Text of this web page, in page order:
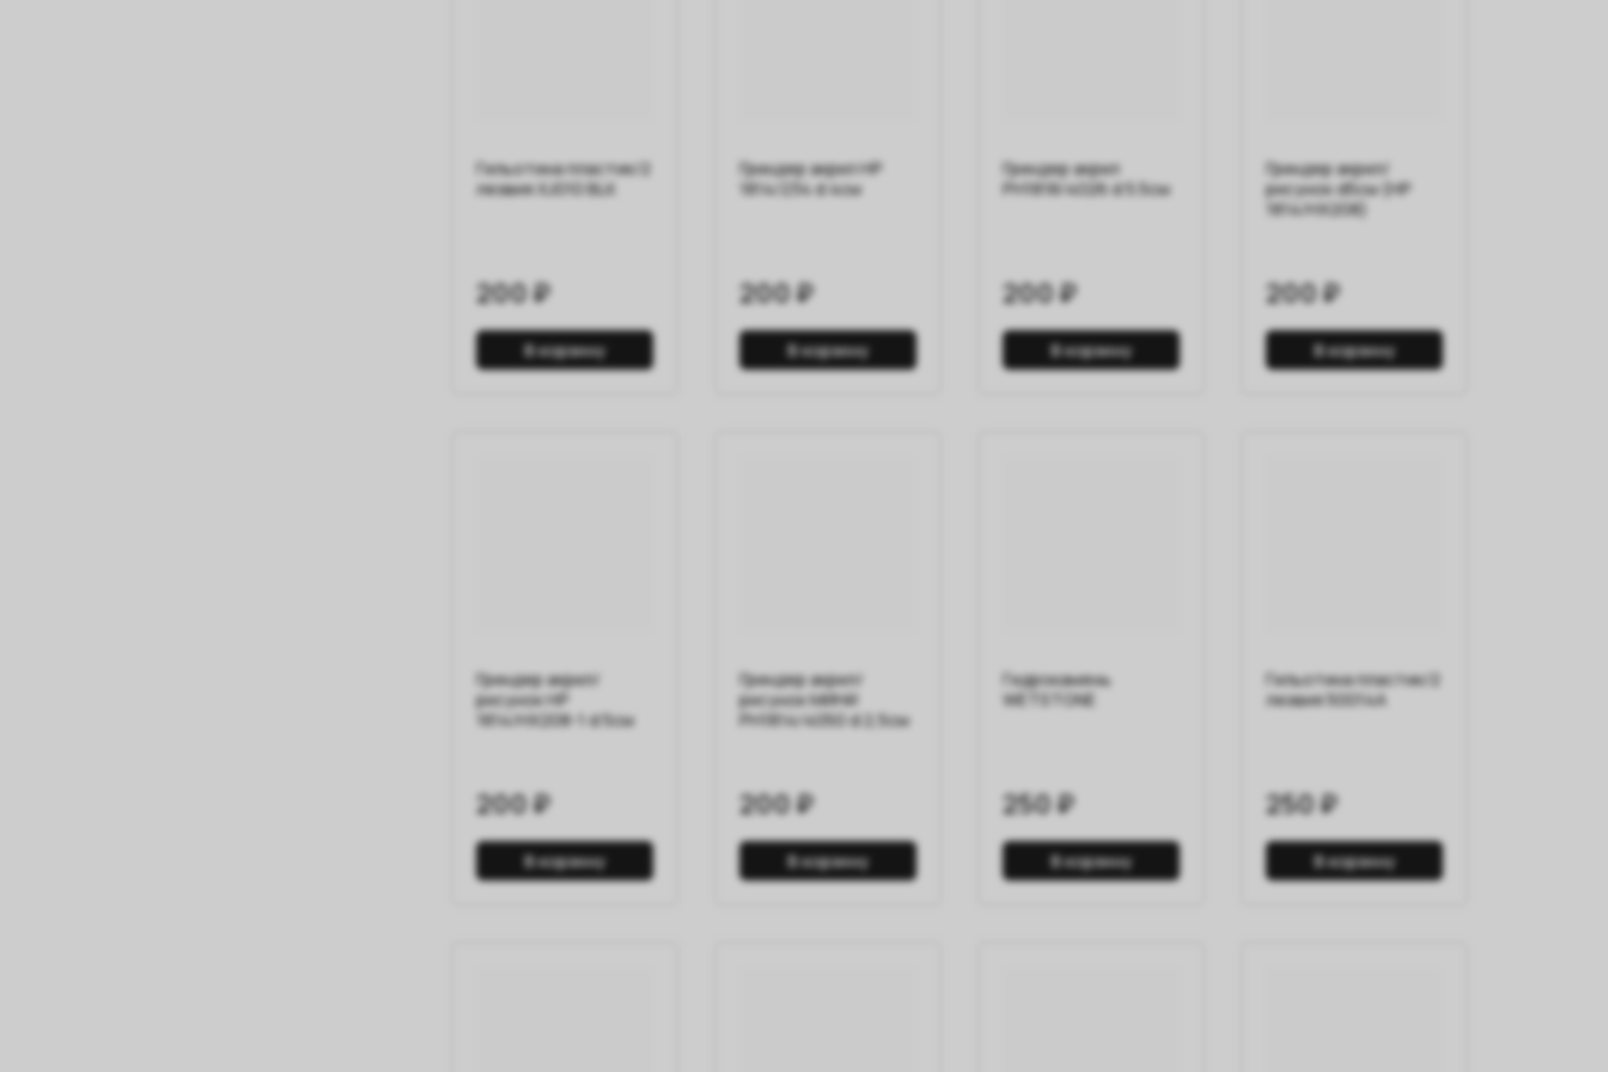
Гильотина пластик/2
лезвия XJ010 BLK
200 ₽
В корзину
Гриндер акрил HP
1814/234 d 4см
200 ₽
В корзину
Гриндер акрил
PH1818/4026 d 5.5см
200 ₽
В корзину
Гриндер акрил/
рисунок d5см (HP
1814/HX208)
200 ₽
В корзину
Гриндер акрил/
рисунок HP
1814/HX208-1 d 5см
200 ₽
В корзину
Гриндер акрил/
рисунок МИНИ
PH1814/4050 d 2,5см
200 ₽
В корзину
Гидрокамень
WETSTONE
250 ₽
В корзину
Гильотина пластик/2
лезвия 50014A
250 ₽
В корзину